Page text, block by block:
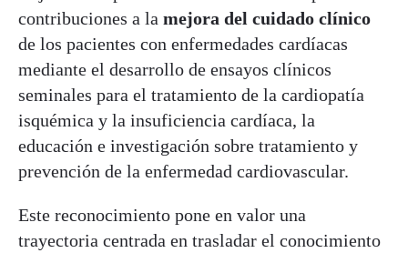
contribuciones a la mejora del cuidado clínico
de los pacientes con enfermedades cardíacas
mediante el desarrollo de ensayos clínicos
seminales para el tratamiento de la cardiopatía
isquémica y la insuficiencia cardíaca, la
educación e investigación sobre tratamiento y
prevención de la enfermedad cardiovascular.
Este reconocimiento pone en valor una
trayectoria centrada en trasladar el conocimiento